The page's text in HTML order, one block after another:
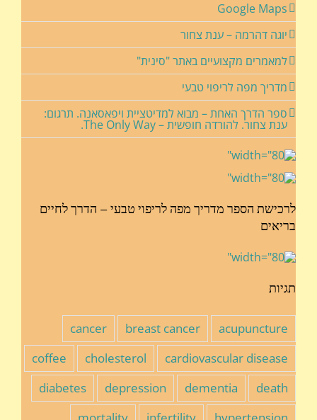
Google Maps
יוגה דהרמה – ענת צחור
למאמרים מקצועיים באתר "סינית"
מדריך מפה לריפוי טבעי
ספר הדרך האחת – מבוא למדיטציית ויפאסאנה. תרגום:
ענת צחור. להורדה חופשית – The Only Way.
לרכישת הספר מדריך מפה לריפוי טבעי – הדרך לחיים
בריאים
תגיות
acupuncture
breast cancer
cancer
cardiovascular disease
cholesterol
coffee
death
dementia
depression
diabetes